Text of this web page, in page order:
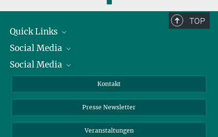
TOP
Quick Links
Präsident
Zahlen und Fakten
Meldestelle Fehlverhalten
Social Media
Bluesky
TikTok
Social Media
Instagram
YouTube
Kontakt
Presse Newsletter
Veranstaltungen